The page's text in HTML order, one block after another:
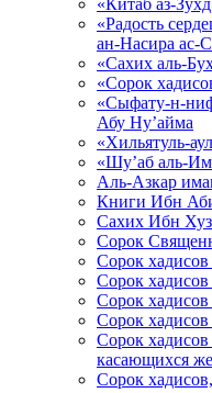
«Китаб аз-
«Радость
ан-Насира ас-
«Сахих аль-
«Сорок
«Сыфату-н-
Абу Ну’айма
«Хильятуль-
«Шу’аб аль-
Аль-Азкар
Книги Ибн
Сахих Ибн
Сорок
Сорок
Сорок
Сорок
Сорок
Сорок хадисов
касающихся
Сорок